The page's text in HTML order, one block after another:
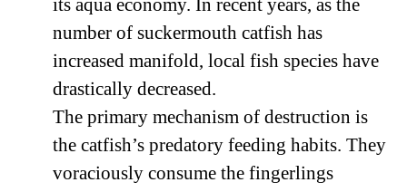
its aqua economy. In recent years, as the
number of suckermouth catfish has
increased manifold, local fish species have
drastically decreased.
The primary mechanism of destruction is
the catfish’s predatory feeding habits. They
voraciously consume the fingerlings